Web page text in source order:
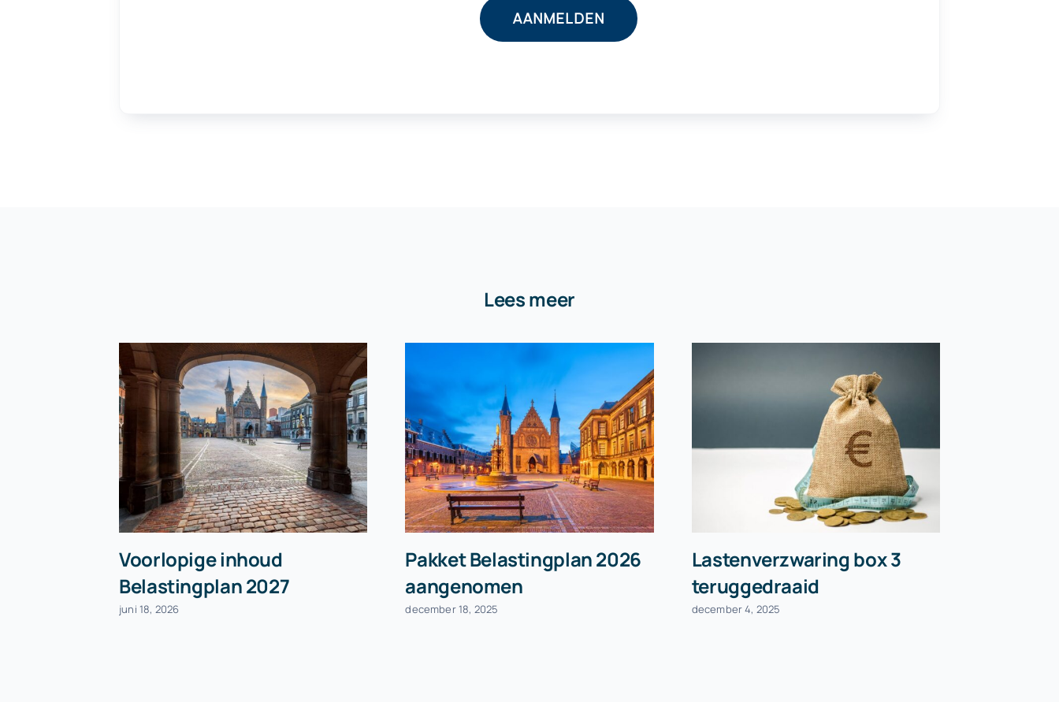
Lees meer
Voorlopige inhoud
Belastingplan 2027
juni 18, 2026
Pakket Belastingplan 2026
aangenomen
december 18, 2025
Lastenverzwaring box 3
teruggedraaid
december 4, 2025